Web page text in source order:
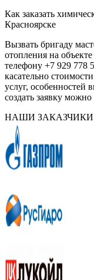
Как заказать
Красноярске
Вызвать бригаду
отопления на
телефону +7 929 778
касательно
услуг,
создать заявку
НАШИ ЗАКАЗЧИКИ